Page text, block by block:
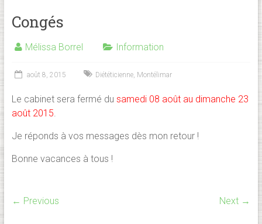
Congés
Mélissa Borrel Information
août 8, 2015 Diététicienne, Montélimar
Le cabinet sera fermé du samedi 08 août au dimanche 23
août 2015.
Je réponds à vos messages dès mon retour !
Bonne vacances à tous !
← Previous Next →